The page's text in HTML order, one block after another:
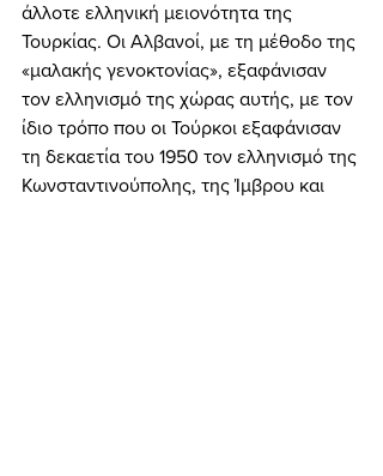
άλλοτε ελληνική μειονότητα της
Τουρκίας. Οι Αλβανοί, με τη μέθοδο της
«μαλακής γενοκτονίας», εξαφάνισαν
τον ελληνισμό της χώρας αυτής, με τον
ίδιο τρόπο που οι Τούρκοι εξαφάνισαν
τη δεκαετία του 1950 τον ελληνισμό της
Κωνσταντινούπολης, της Ίμβρου και